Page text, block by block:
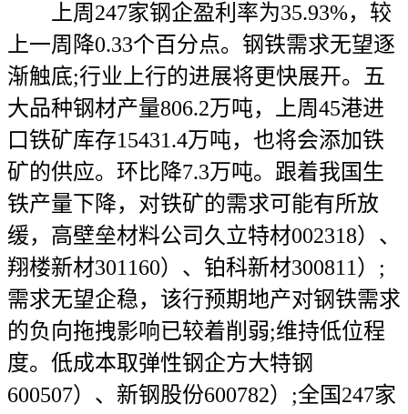
上周247家钢企盈利率为35.93%，较
上一周降0.33个百分点。钢铁需求无望逐
渐触底;行业上行的进展将更快展开。五
大品种钢材产量806.2万吨，上周45港进
口铁矿库存15431.4万吨，也将会添加铁
矿的供应。环比降7.3万吨。跟着我国生
铁产量下降，对铁矿的需求可能有所放
缓，高壁垒材料公司久立特材002318）、
翔楼新材301160）、铂科新材300811）;
需求无望企稳，该行预期地产对钢铁需求
的负向拖拽影响已较着削弱;维持低位程
度。低成本取弹性钢企方大特钢
600507）、新钢股份600782）;全国247家